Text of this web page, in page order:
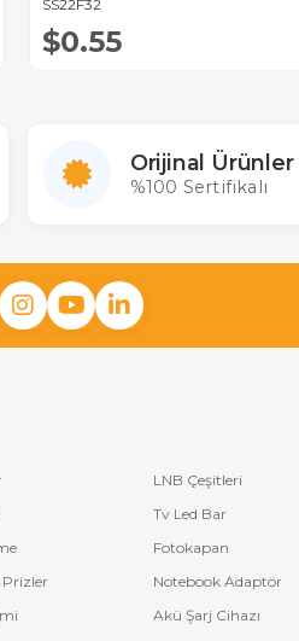
SS22F32
$0.55
Orijinal Ürünler
%100 Sertifikalı
LNB Çeşitleri
Tv Led Bar
Fotokapan
Prizler Notebook Adaptör
Akü Şarj Cihazı